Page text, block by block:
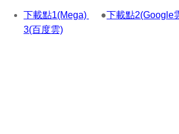
下載點1(Mega) ●下載點2(Google
3(百度雲)